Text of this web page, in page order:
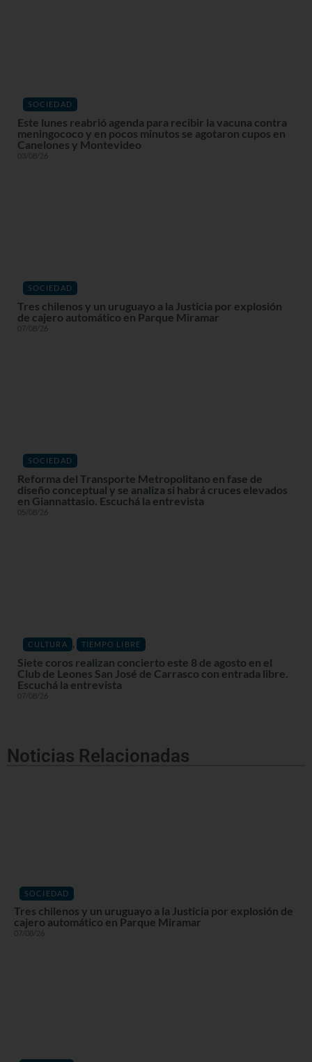
SOCIEDAD
Este lunes reabrió agenda para recibir la vacuna contra
meningococo y en pocos minutos se agotaron cupos en
Canelones y Montevideo
03/08/26
SOCIEDAD
Tres chilenos y un uruguayo a la Justicia por explosión
de cajero automático en Parque Miramar
07/08/26
SOCIEDAD
Reforma del Transporte Metropolitano en fase de
diseño conceptual y se analiza si habrá cruces elevados
en Giannattasio. Escuchá la entrevista
05/08/26
CULTURA , TIEMPO LIBRE
Siete coros realizan concierto este 8 de agosto en el
Club de Leones San José de Carrasco con entrada libre.
Escuchá la entrevista
07/08/26
Noticias Relacionadas
SOCIEDAD
Tres chilenos y un uruguayo a la Justicia por explosión de
cajero automático en Parque Miramar
07/08/26